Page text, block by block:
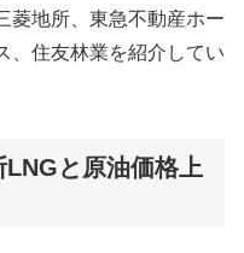
菱地所、東急不動産ホー
、住友林業を紹介してい
と原油価格上